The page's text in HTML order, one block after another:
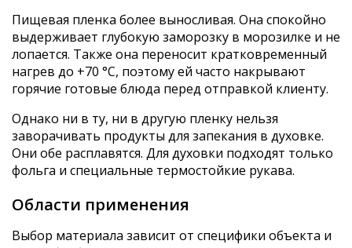
Пищевая пленка более выносливая. Она спокойно
выдерживает глубокую заморозку в морозилке и не
лопается. Также она переносит кратковременный
нагрев до +70 °C, поэтому ей часто накрывают
горячие готовые блюда перед отправкой клиенту.
Однако ни в ту, ни в другую пленку нельзя
заворачивать продукты для запекания в духовке.
Они обе расплавятся. Для духовки подходят только
фольга и специальные термостойкие рукава.
Области применения
Выбор материала зависит от специфики объекта и